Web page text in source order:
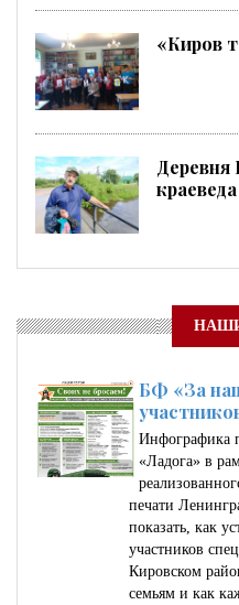
«Киров
Деревня
БФ «За
Инфографика
«Ладога» в
печати
показать, как
участников
Кировском
семьям и как